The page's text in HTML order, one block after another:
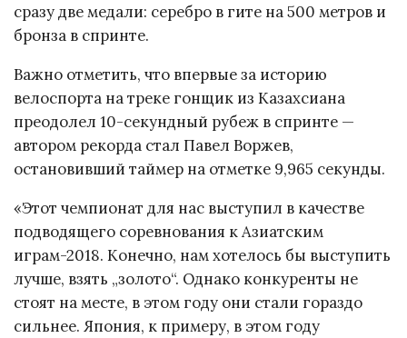
сразу две медали: серебро в гите на 500 метров и
бронза в спринте.
Важно отметить, что впервые за историю
велоспорта на треке гонщик из Казахсиана
преодолел 10-секундный рубеж в спринте —
автором рекорда стал Павел Воржев,
остановивший таймер на отметке 9,965 секунды.
«Этот чемпионат для нас выступил в качестве
подводящего соревнования к Азиатским
играм-2018. Конечно, нам хотелось бы выступить
лучше, взять „золото“. Однако конкуренты не
стоят на месте, в этом году они стали гораздо
сильнее. Япония, к примеру, в этом году